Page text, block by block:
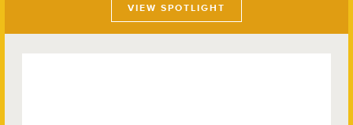
VIEW SPOTLIGHT